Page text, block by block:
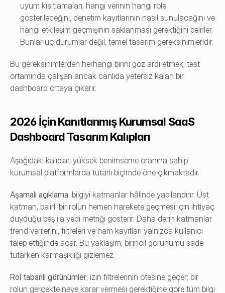
uyum kısıtlamaları, hangi verinin hangi role
gösterileceğini, denetim kayıtlarının nasıl sunulacağını ve
hangi etkileşim geçmişinin saklanması gerektiğini belirler.
Bunlar uç durumlar değil, temel tasarım gereksinimleridir.
Bu gereksinimlerden herhangi birini göz ardı etmek, test
ortamında çalışan ancak canlıda yetersiz kalan bir
dashboard ortaya çıkarır.
2026 İçin Kanıtlanmış Kurumsal SaaS
Dashboard Tasarım Kalıpları
Aşağıdaki kalıplar, yüksek benimseme oranına sahip
kurumsal platformlarda tutarlı biçimde öne çıkmaktadır.
Aşamalı açıklama, bilgiyi katmanlar hâlinde yapılandırır. Üst
katman, belirli bir rolün hemen harekete geçmesi için ihtiyaç
duyduğu beş ila yedi metriği gösterir. Daha derin katmanlar
trend verilerini, filtreleri ve ham kayıtları yalnızca kullanıcı
talep ettiğinde açar. Bu yaklaşım, birincil görünümü sade
tutarken karmaşıklığı gizlemez.
Rol tabanlı görünümler, izin filtrelerinin ötesine geçer; bir
rolün gerçekte neye karar vermesi gerektiğine göre tüm bilgi